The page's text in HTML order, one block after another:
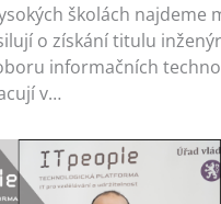
školách najdeme
o získání titulu
informačních
v…